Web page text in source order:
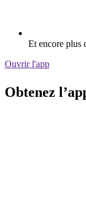
Et encore plus
Ouvrir l'app
Obtenez